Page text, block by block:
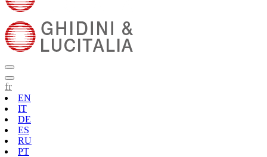
fr
EN
IT
DE
ES
RU
PT